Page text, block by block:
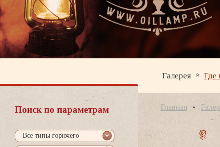
Галерея Где
Поиск по параметрам
се типы горючего
Главная